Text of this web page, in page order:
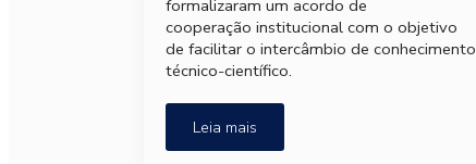
formalizaram um acordo de
cooperação institucional com o objetivo
de facilitar o intercâmbio de conhecimento
técnico-científico.
Leia mais